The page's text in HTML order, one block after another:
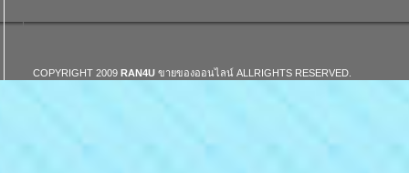
COPYRIGHT 2009 RAN4U ขายของออนไลน์ ALLRIGHTS RESERVED.